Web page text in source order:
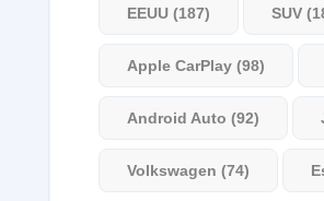
EEUU (187) SUV
Apple CarPlay (98)
Android Auto (92)
Volkswagen (74)